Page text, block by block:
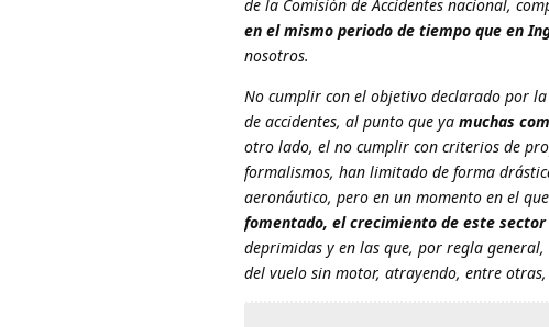
de la Comisión de Accidentes nacional,
en el mismo periodo de tiempo que en
nosotros.
No cumplir con el objetivo declarado por
de accidentes, al punto que ya muchas
otro lado, el no cumplir con criterios de
formalismos, han limitado de forma
aeronáutico, pero en un momento en el
fomentado, el crecimiento de este
deprimidas y en las que, por regla
del vuelo sin motor, atrayendo, entre